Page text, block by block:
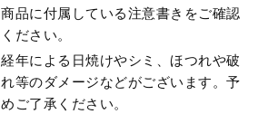
商品に付属している注意書きをご確認
ください。
経年による日焼けやシミ、ほつれや破
れ等のダメージなどがございます。予
めご了承ください。